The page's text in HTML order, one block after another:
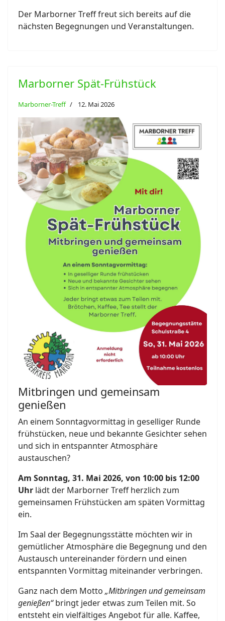
Der Marborner Treff freut sich bereits auf die
nächsten Begegnungen und Veranstaltungen.
Marborner Spät-Frühstück
Marborner-Treff 12. Mai 2026
Mitbringen und gemeinsam
genießen
An einem Sonntagvormittag in geselliger Runde
frühstücken, neue und bekannte Gesichter sehen
und sich in entspannter Atmosphäre
austauschen?
Am Sonntag, 31. Mai 2026, von 10:00 bis 12:00
Uhr lädt der Marborner Treff herzlich zum
gemeinsamen Frühstücken am späten Vormittag
ein.
Im Saal der Begegnungsstätte möchten wir in
gemütlicher Atmosphäre die Begegnung und den
Austausch untereinander fördern und einen
entspannten Vormittag miteinander verbringen.
Ganz nach dem Motto „Mitbringen und gemeinsam
genießen“bringt jeder etwas zum Teilen mit. So
entsteht ein vielfältiges Angebot für alle. Kaffee,